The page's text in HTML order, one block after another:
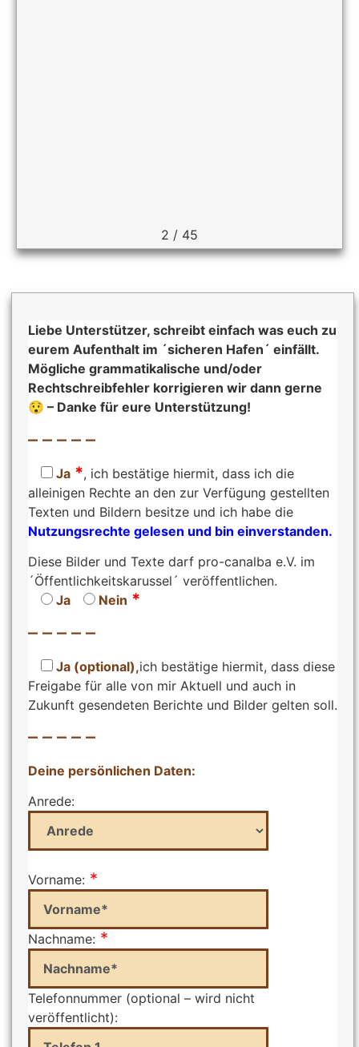
2 / 45
Liebe Unterstützer, schreibt einfach was euch zu
eurem Aufenthalt im ´sicheren Hafen´ einfällt.
Mögliche grammatikalische und/oder
Rechtschreibfehler korrigieren wir dann gerne
😯 – Danke für eure Unterstützung!
– – – – –
Ja *, ich bestätige hiermit, dass ich die
alleinigen Rechte an den zur Verfügung gestellten
Texten und Bildern besitze und ich habe die
Nutzungsrechte gelesen und bin einverstanden.
Diese Bilder und Texte darf pro-canalba e.V. im
´Öffentlichkeitskarussel´ veröffentlichen.
Ja
Nein *
– – – – –
Ja (optional),ich bestätige hiermit, dass diese
Freigabe für alle von mir Aktuell und auch in
Zukunft gesendeten Berichte und Bilder gelten soll.
– – – – –
Deine persönlichen Daten:
Anrede:
Vorname: *
Nachname: *
Telefonnummer (optional – wird nicht
veröffentlicht):